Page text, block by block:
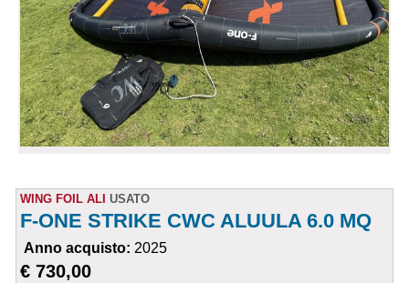
WING FOIL ALI USATO
F-ONE STRIKE CWC ALUULA 6.0 MQ
Anno acquisto: 2025
€ 730,00